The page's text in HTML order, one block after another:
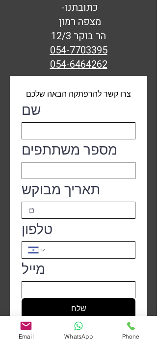
כתובתנו-
מצפה רמון
הר בוקר 12/3
054-7703395
054-6464262
צרו קשר להרפתקה הבאה שלכם
שם
מספר משתתפים
תאריך מבוקש
טלפון
מייל
שלח
Email WhatsApp Phone